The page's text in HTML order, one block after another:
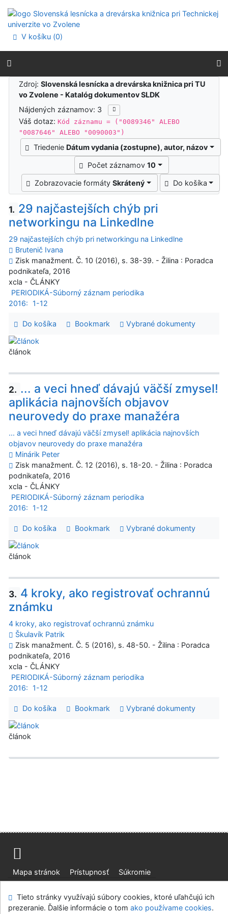
Prejsť na menu
Prehlásenie o webovej prístupnosti
V košíku (0)
Výsledky vyhľadávania
Zdroj:Slovenská lesnícka a drevárska knižnica pri TU
vo Zvolene - Katalóg dokumentov SLDK
Nájdených záznamov: 3
Váš dotaz:Kód záznamu = ("0089346" ALEBO
"0087646" ALEBO "0090003")
Triedenie Dátum vydania (zostupne), autor, názov
Počet záznamov10
Zobrazovacie formátySkrátený Do košíka
1. 29 najčastejších chýb pri
networkingu na Linkedlne
29 najčastejších chýb pri networkingu na Linkedlne
Brutenič Ivana
Zisk manažment. Č. 10 (2016), s. 38-39. - Žilina : Poradca
podnikateľa, 2016
xcla - ČLÁNKY
PERIODIKÁ-Súborný záznam periodika
2016:
1-12
Do košíka Bookmark Vybrané dokumenty
článok
2. ... a veci hneď dávajú väčší zmysel!
aplikácia najnovších objavov
neurovedy do praxe manažéra
... a veci hneď dávajú väčší zmysel! aplikácia najnovších
objavov neurovedy do praxe manažéra
Minárik Peter
Zisk manažment. Č. 12 (2016), s. 18-20. - Žilina : Poradca
podnikateľa, 2016
xcla - ČLÁNKY
PERIODIKÁ-Súborný záznam periodika
2016:
1-12
Do košíka Bookmark Vybrané dokumenty
článok
3. 4 kroky, ako registrovať ochrannú
známku
4 kroky, ako registrovať ochrannú známku
Škulavík Patrik
Zisk manažment. Č. 5 (2016), s. 48-50. - Žilina : Poradca
podnikateľa, 2016
xcla - ČLÁNKY
PERIODIKÁ-Súborný záznam periodika
2016:
1-12
Do košíka Bookmark Vybrané dokumenty
článok
Mapa stránok Prístupnosť
Súkromie
Slovenská lesnícka a drevárska knižnica pri Technickej
Tieto stránky využívajú súbory cookies, ktoré uľahčujú ich
prezeranie. Ďalšie informácie o tom ako používame cookies.